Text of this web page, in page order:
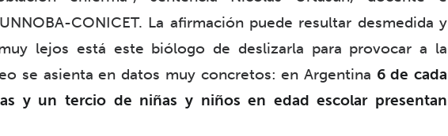
CONICET. La afirmación puede resultar desmedida y
lejos está este biólogo de deslizarla para provocar a la
se asienta en datos muy concretos: en Argentina 6 de cada
y un tercio de niñas y niños en edad escolar presentan